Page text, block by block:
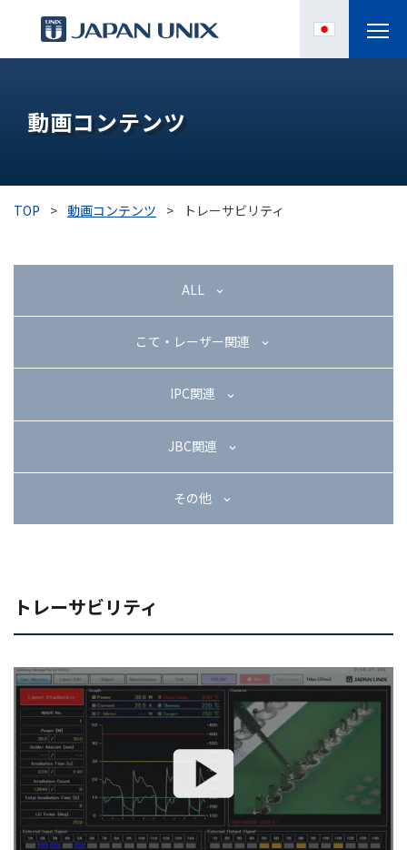
IPC
導入事例
03-3588-0551
お問い合わせ
動画コンテンツ
TOP > 動画コンテンツ > トレーサビリティ
ALL
こて・レーザー関連
IPC関連
JBC関連
その他
トレーサビリティ